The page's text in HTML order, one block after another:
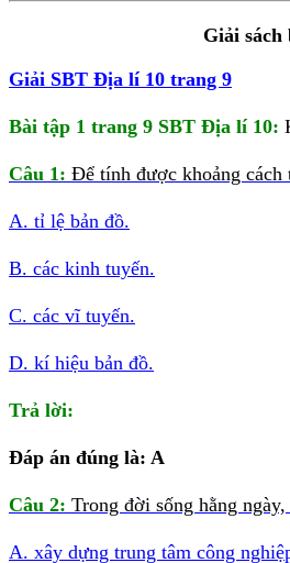
Giải
Giải SBT Địa lí 10 trang 9
Bài tập 1 trang 9 SBT Địa lí 10:
Câu 1: Để tính được khoảng cách
A. tỉ lệ bản đồ.
B. các kinh tuyến.
C. các vĩ tuyến.
D. kí hiệu bản đồ.
Trả lời:
Đáp án đúng là: A
Câu 2: Trong đời sống hằng
A. xây dựng trung tâm công